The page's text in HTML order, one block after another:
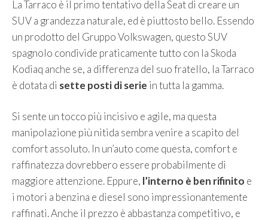
La Tarraco è il primo tentativo della Seat di creare un
SUV a grandezza naturale, ed è piuttosto bello. Essendo
un prodotto del Gruppo Volkswagen, questo SUV
spagnolo condivide praticamente tutto con la Skoda
Kodiaq anche se, a differenza del suo fratello, la Tarraco
è dotata di sette posti di serie in tutta la gamma.
Si sente un tocco più incisivo e agile, ma questa
manipolazione più nitida sembra venire a scapito del
comfort assoluto. In un’auto come questa, comfort e
raffinatezza dovrebbero essere probabilmente di
maggiore attenzione. Eppure, l’interno è ben rifinito e
i motori a benzina e diesel sono impressionantemente
raffinati. Anche il prezzo è abbastanza competitivo, e